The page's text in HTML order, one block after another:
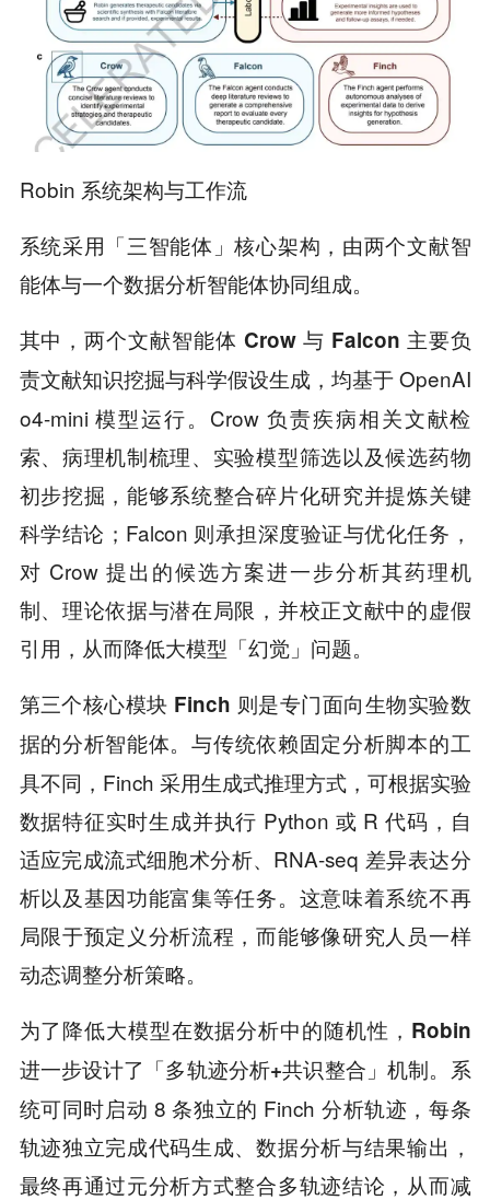
Robin 系统架构与工作流
系统采用「三智能体」核心架构，由两个文献智
能体与一个数据分析智能体协同组成。
其中，两个文献智能体 Crow 与 Falcon 主要负
责文献知识挖掘与科学假设生成， 均基于 OpenAI
o4-mini 模型运行。Crow 负责疾病相关文献检
索、病理机制梳理、实验模型筛选以及候选药物
初步挖掘，能够系统整合碎片化研究并提炼关键
科学结论；Falcon 则承担深度验证与优化任务，
对 Crow 提出的候选方案进一步分析其药理机
制、理论依据与潜在局限，并校正文献中的虚假
引用，从而降低大模型「幻觉」问题。
第三个核心模块 Finch 则是专门面向生物实验数
据的分析智能体。与传统依赖固定分析脚本的工
具不同，Finch 采用生成式推理方式，可根据实验
数据特征实时生成并执行 Python 或 R 代码，自
适应完成流式细胞术分析、RNA-seq 差异表达分
析以及基因功能富集等任务。这意味着系统不再
局限于预定义分析流程，而能够像研究人员一样
动态调整分析策略。
为了降低大模型在数据分析中的随机性， Robin
进一步设计了「多轨迹分析+共识整合」机制。 系
统可同时启动 8 条独立的 Finch 分析轨迹，每条
轨迹独立完成代码生成、数据分析与结果输出，
最终再通过元分析方式整合多轨迹结论，从而减